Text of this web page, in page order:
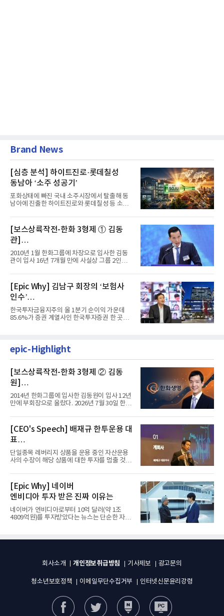
Brand News
[심층 분석] 하이트진로·롯데칠성
동남아 ‘소주 성공기’
포화상태에 빠진 국내 소주시장에서 탈출해 동
남아에 진출한 하이트진로와 롯데칠성 등 소주
[보스상륙작전-한화 3형제 ① 김동
관]
입사 16년 만에 수석부회장 … 경영승
계 ‘초읽기’
2010년 1월 한화그룹에 차장으로 입사한 김동
관이 입사 16년 7개월 만에 사실상 그룹 2인자
[Epic Why] 김남구 회장의 ‘보험사
인수’
발걸음이 신중해진 배경은?
한국투자금융지주의 올 1분기 순이익 가운데
85.6%가 증권 계열사인 한국투자증권 한 곳에
epic-Highlight
[보스상륙작전-한화 3형제 ② 김동
원]
입사 12년 만에 금융계열 수장 등극
2014년 한화그룹에 입사한 김동원이 입사 12년
만에 부회장으로 올랐다. 2026년 7월 30일 한화
[CEO's Speech] 배재규 한투운용 대
표
“개별종목 레버리지 투자 지금이라도
멈춰라”
단일종목 레버리지 상품을 운용 중인 자산운용
사의 수장이 해당 상품에 대한 투자를 멈출 것을
[Epic Why] 네이버
엔비디아 투자 받은 진짜 이유는
네이버가 엔비디아로부터 10억 달러(약 1조
4809억원)를 투자받았다는 뉴스는 단순한 자금
회사소개 개인정보취급방침 기사제보 광고문의
청소년보호정책 이메일무단수집거부 인터넷신문윤리강령